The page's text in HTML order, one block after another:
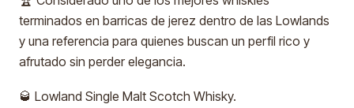
terminados en barricas de jerez dentro de las Lowlands
y una referencia para quienes buscan un perfil rico y
afrutado sin perder elegancia.
🥃 Lowland Single Malt Scotch Whisky.